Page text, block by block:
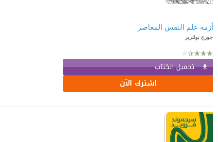
أزمة علم النفس المعاصر
چورچ بولتزير
تحميل الكتاب
اشترك الآن